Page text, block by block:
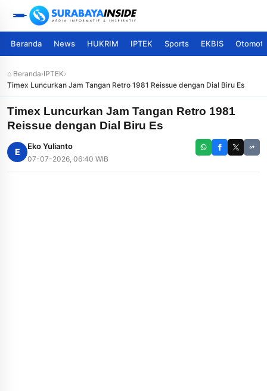
Beranda News HUKRIM IPTEK Sports EKBIS
⌂ Beranda›IPTEK›
Timex Luncurkan Jam Tangan Retro 1981 Reissue dengan Dial Biru Es
Timex Luncurkan Jam Tangan Retro 1981
Reissue dengan Dial Biru Es
E
Eko Yulianto
07-07-2026, 06:40 WIB